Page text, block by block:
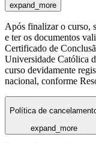
expand_more
Após finalizar o curso,
e ter os documentos
Certificado de
Universidade Católica
curso devidamente
nacional, conforme
Política de
expand_more